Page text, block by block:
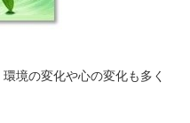
境の変化や心の変化も多く